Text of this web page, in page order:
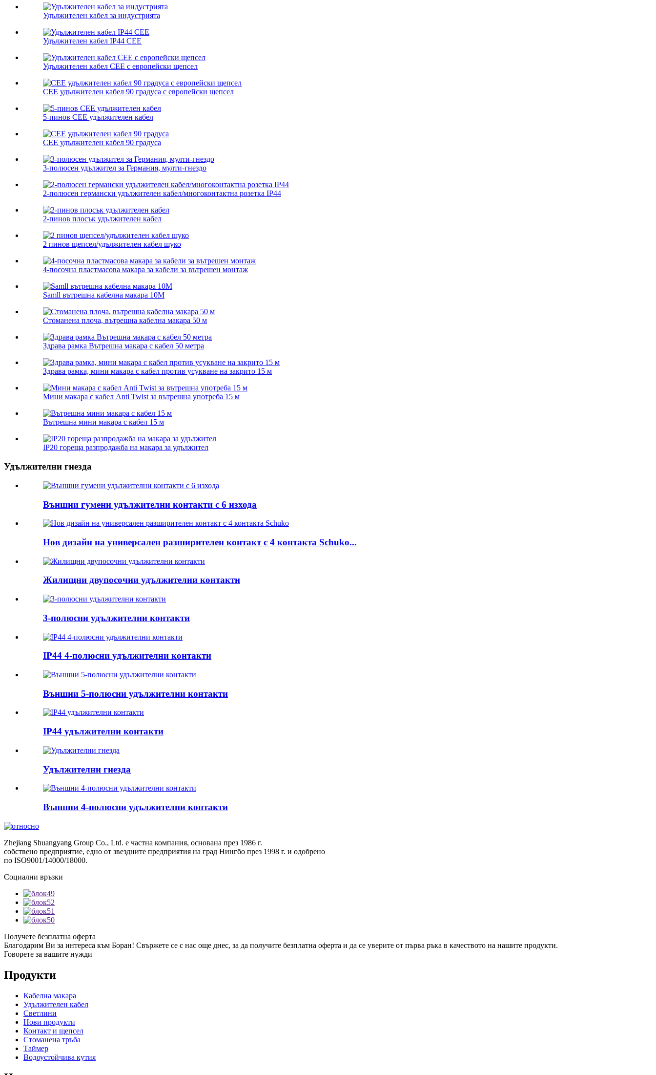
Удължителен кабел за индустрията
Удължителен кабел IP44 CEE
Удължителен кабел CEE с европейски щепсел
CEE удължителен кабел 90 градуса с европейски щепсел
5-пинов CEE удължителен кабел
CEE удължителен кабел 90 градуса
3-полюсен удължител за Германия, мулти-гнездо
2-полюсен германски удължителен кабел/многоконтактна розетка IP44
2-пинов плосък удължителен кабел
2 пинов щепсел/удължителен кабел шуко
4-посочна пластмасова макара за кабели за вътрешен монтаж
Samll вътрешна кабелна макара 10M
Стоманена плоча, вътрешна кабелна макара 50 м
Здрава рамка Вътрешна макара с кабел 50 метра
Здрава рамка, мини макара с кабел против усукване на закрито 15 м
Мини макара с кабел Anti Twist за вътрешна употреба 15 м
Вътрешна мини макара с кабел 15 м
IP20 гореща разпродажба на макара за удължител
Удължителни гнезда
Външни гумени удължителни контакти с 6 изхода
Нов дизайн на универсален разширителен контакт с 4 контакта Schuko...
Жилищни двупосочни удължителни контакти
3-полюсни удължителни контакти
IP44 4-полюсни удължителни контакти
Външни 5-полюсни удължителни контакти
IP44 удължителни контакти
Удължителни гнезда
Външни 4-полюсни удължителни контакти
Zhejiang Shuangyang Group Co., Ltd. е частна компания, основана през 1986 г.
собствено предприятие, едно от звездните предприятия на град Нингбо през 1998 г. и одобрено
по ISO9001/14000/18000.
Социални връзки
Получете безплатна оферта
Благодарим Ви за интереса към Боран! Свържете се с нас още днес, за да получите безплатна оферта и да се уверите от първа ръка в качеството на нашите продукти.
Говорете за вашите нужди
Продукти
Кабелна макара
Удължителен кабел
Светлини
Нови продукти
Контакт и щепсел
Стоманена тръба
Таймер
Водоустойчива кутия